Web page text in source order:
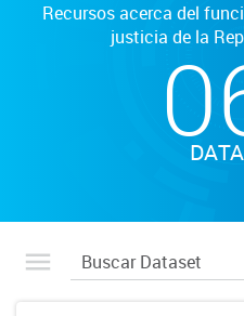
Recursos acerca del
justicia de la